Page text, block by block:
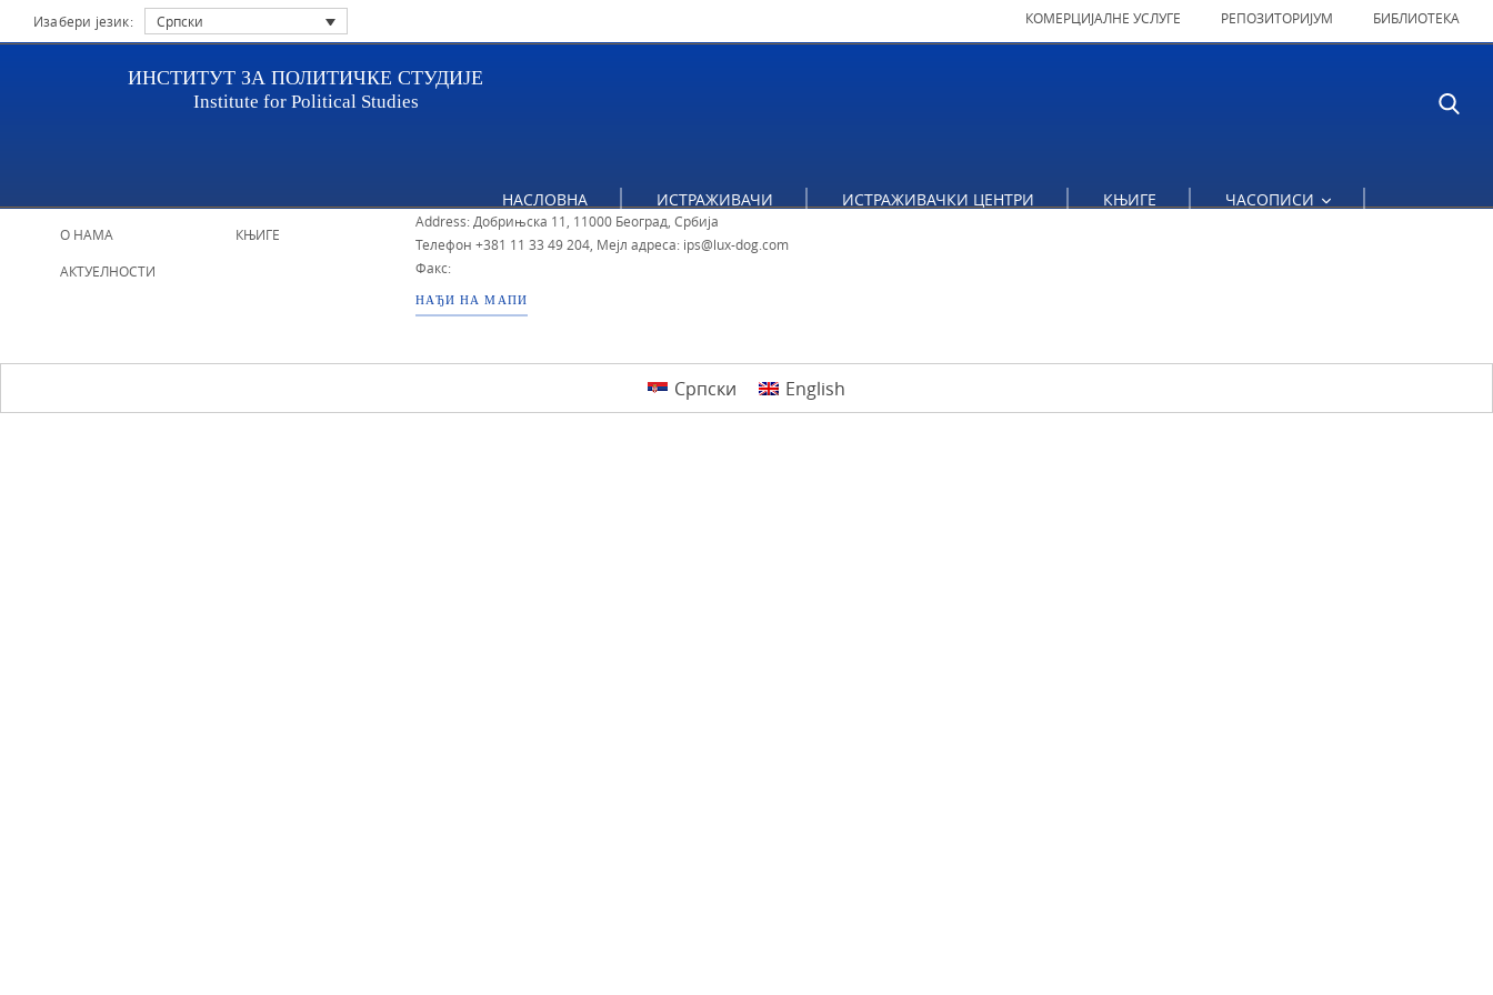
Изабери језик: Српски КОМЕРЦИЈАЛНЕ УСЛУГЕ РЕПОЗИТОРИЈУМ БИБЛИОТЕКА
ИНСТИТУТ ЗА ПОЛИТИЧКЕ СТУДИЈЕ
Institute for Political Studies
НАСЛОВНА ИСТРАЖИВАЧИ ИСТРАЖИВАЧКИ ЦЕНТРИ КЊИГЕ ЧАСОПИСИ
О НАМА
АКТУЕЛНОСТИ
КЊИГЕ
ИПС - Институт за политичке студије
Address: Добрињска 11, 11000 Београд, Србија
Телефон +381 11 33 49 204, Мејл адреса: ips@lux-dog.com
Факс:
НАЂИ НА МАПИ
Српски English